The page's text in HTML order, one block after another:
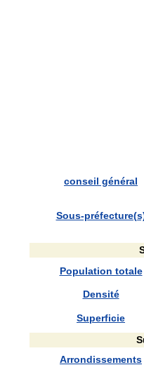
conseil général
Sous-
Population totale
Densité
Superficie
Arrondissements